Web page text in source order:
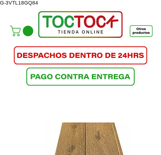
G-3VTL18GQ84